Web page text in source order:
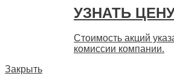
УЗНАТЬ
Стоимость акций
комиссии компании.
Закрыть